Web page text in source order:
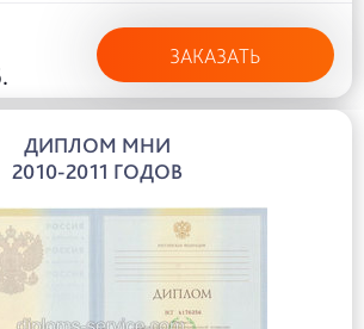
ЗАКАЗАТЬ
ДИПЛОМ МНИ
2010-2011 ГОДОВ